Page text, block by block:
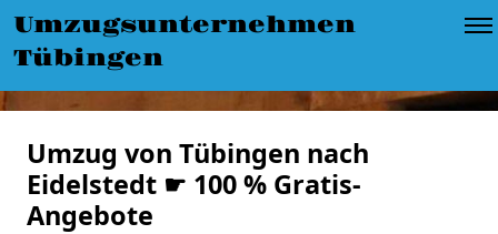
Umzugsunternehmen
Tübingen
Umzug von Tübingen nach
Eidelstedt ☛ 100 % Gratis-
Angebote